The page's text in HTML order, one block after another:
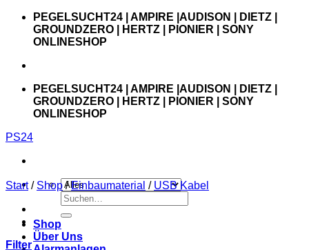
Zum
springen
PEGELSUCHT24 | AMPIRE |AUDISON | DIETZ |
GROUNDZERO | HERTZ | PIONIER | SONY
ONLINESHOP
PEGELSUCHT24 | AMPIRE |AUDISON | DIETZ |
GROUNDZERO | HERTZ | PIONIER | SONY
ONLINESHOP
PS24
Suchen
nach:
Shop
Über Uns
Start / Shop / Einbaumaterial / USB Kabel
Filter